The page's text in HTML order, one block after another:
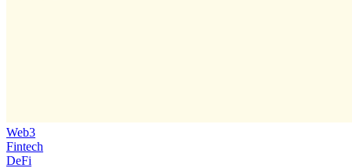
Web3
Fintech
DeFi